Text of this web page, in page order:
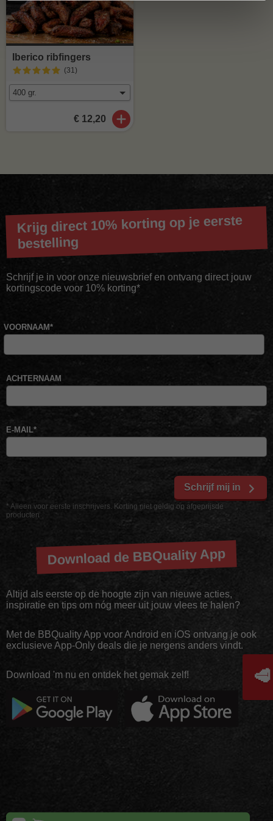
Iberico ribfingers
(31)
€ 12,20
Krijg direct 10% korting op je eerste
bestelling
Schrijf je in voor onze nieuwsbrief en ontvang direct jouw
kortingscode voor 10% korting*
* Alleen voor eerste inschrijvers. Korting niet geldig op afgeprijsde
producten
VOORNAAM*
ACHTERNAAM
E-MAIL*
Schrijf mij in
Download de BBQuality App
Altijd als eerste op de hoogte zijn van nieuwe acties,
inspiratie en tips om nóg meer uit jouw vlees te halen?
Met de BBQuality App voor Android en iOS ontvang je ook
exclusieve App-Only deals die je nergens anders vindt.
Download 'm nu en ontdek het gemak zelf! 🥩